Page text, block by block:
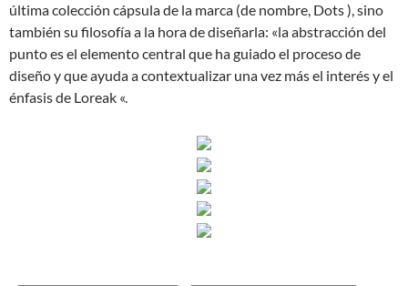
última colección cápsula de la marca (de nombre, Dots ), sino
también su filosofía a la hora de diseñarla: «la abstracción del
punto es el elemento central que ha guiado el proceso de
diseño y que ayuda a contextualizar una vez más el interés y el
énfasis de Loreak «.